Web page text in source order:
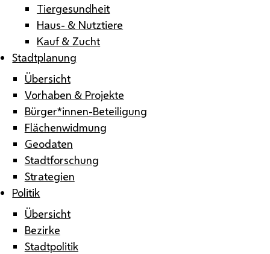
Tiergesundheit
Haus- & Nutztiere
Kauf & Zucht
Stadtplanung
Übersicht
Vorhaben & Projekte
Bürger*innen-Beteiligung
Flächenwidmung
Geodaten
Stadtforschung
Strategien
Politik
Übersicht
Bezirke
Stadtpolitik